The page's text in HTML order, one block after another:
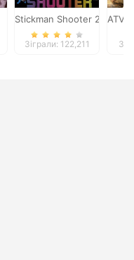
Stickman Shooter 2
Зіграли: 122,211
ATV